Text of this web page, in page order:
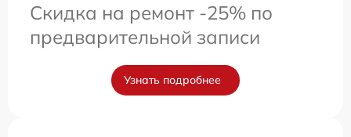
Скидка на ремонт -25% по
предварительной записи
Узнать подробнее